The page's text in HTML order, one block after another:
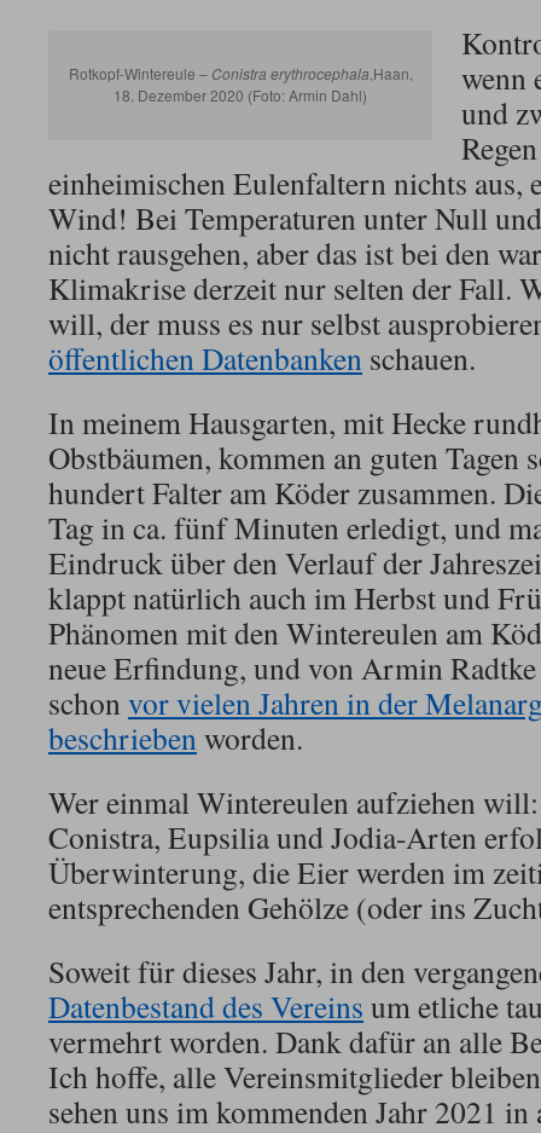
Rotkopf-Wintereule – Conistra erythrocephala ,Haan,
18. Dezember 2020 (Foto: Armin Dahl)
wenn
und
einheimischen Eulenfaltern nichts aus,
Wind! Bei Temperaturen unter Null
nicht rausgehen, aber das ist bei den
Klimakrise derzeit nur selten der Fall.
will, der muss es nur selbst
öffentlichen Datenbanken schauen.
In meinem Hausgarten, mit Hecke
Obstbäumen, kommen an guten Tagen
hundert Falter am Köder zusammen.
Tag in ca. fünf Minuten erledigt, und
Eindruck über den Verlauf der
klappt natürlich auch im Herbst und
Phänomen mit den Wintereulen am
neue Erfindung, und von Armin
schon vor vielen Jahren in der
beschrieben worden.
Wer einmal Wintereulen aufziehen
Conistra, Eupsilia und Jodia-Arten
Überwinterung, die Eier werden im
entsprechenden Gehölze (oder ins
Soweit für dieses Jahr, in den
Datenbestand des Vereins um etliche
vermehrt worden. Dank dafür an alle
Ich hoffe, alle Vereinsmitglieder
sehen uns im kommenden Jahr 2021